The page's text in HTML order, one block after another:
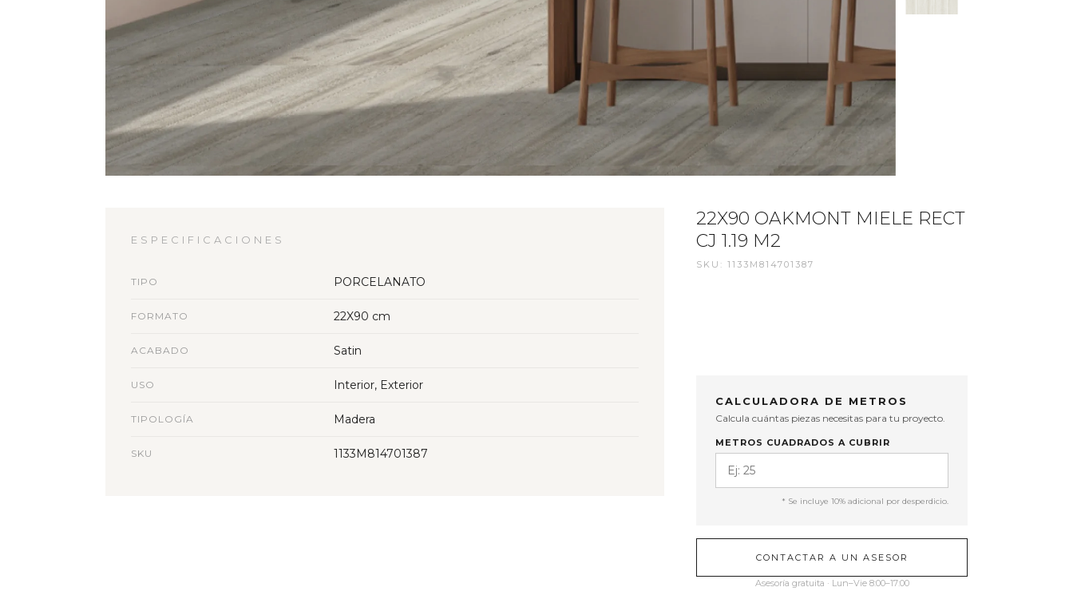
ESPECIFICACIONES
TIPO PORCELANATO
FORMATO 22X90 cm
ACABADO Satin
USO Interior, Exterior
TIPOLOGÍA Madera
SKU 1133M814701387
22X90 OAKMONT MIELE RECT
CJ 1.19 M2
SKU: 1133M814701387
CALCULADORA DE METROS
Calcula cuántas piezas necesitas para tu proyecto.
METROS CUADRADOS A CUBRIR
* Se incluye 10% adicional por desperdicio.
CONTACTAR A UN ASESOR
Asesoría gratuita · Lun–Vie 8:00–17:00